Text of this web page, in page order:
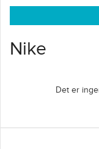
Nike
Det er